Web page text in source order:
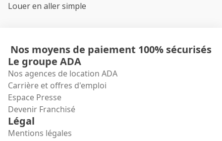
Louer en aller simple
Nos moyens de paiement 100% sécurisés
Le groupe ADA
Nos agences de location ADA
Carrière et offres d'emploi
Espace Presse
Devenir Franchisé
Légal
Mentions légales